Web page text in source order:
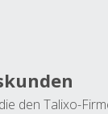
den Talixo-